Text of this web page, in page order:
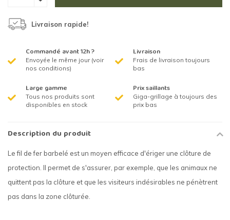
Livraison rapide!
Commandé avant 12h ?
Envoyée le même jour (voir
nos conditions)
Livraison
Frais de livraison toujours
bas
Large gamme
Tous nos produits sont
disponibles en stock
Prix saillants
Giga-grillage à toujours des
prix bas
Description du produit
Le fil de fer barbelé est un moyen efficace d'ériger une clôture de
protection. Il permet de s'assurer, par exemple, que les animaux ne
quittent pas la clôture et que les visiteurs indésirables ne pénètrent
pas dans la zone clôturée.